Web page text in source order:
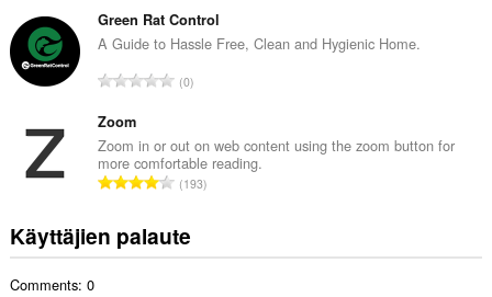
e
e
s
a
y
h
e
n
s
:
v
i
i
y
h
e
n
Green Rat Control
A Guide to Hassle Free, Clean and Hygienic Home.
A
i
o
i
a
y
0
Zoom
Zoom in or out on web content using the zoom button for
more comfortable reading.
A
v
i
193
Käyttäjien palaute
Comments: 0